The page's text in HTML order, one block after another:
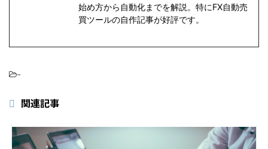
始め方から自動化までを解説。特にFX自動売
買ツールの自作記事が好評です。
-
関連記事